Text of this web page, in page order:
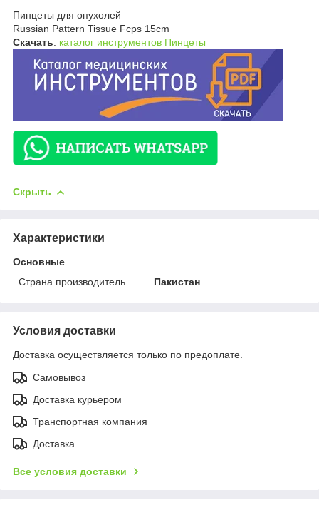
Пинцеты для опухолей
Russian Pattern Tissue Fcps 15cm
Скачать: каталог инструментов Пинцеты
Скрыть
Характеристики
Основные
Страна производитель
Пакистан
Условия доставки
Доставка осуществляется только по предоплате.
Самовывоз
Доставка курьером
Транспортная компания
Доставка
Все условия доставки